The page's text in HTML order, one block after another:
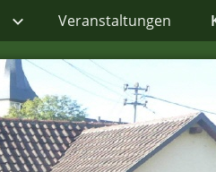
Veranstaltungen